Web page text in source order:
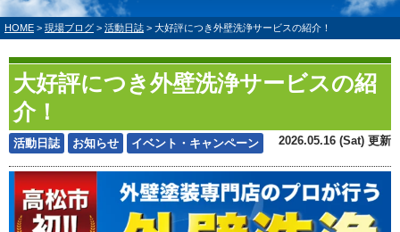
HOME > 現場ブログ > 活動日誌 > 大好評につき外壁洗浄サービスの紹介！
大好評につき外壁洗浄サービスの紹
介！
活動日誌 お知らせ イベント・キャンペーン 2026.05.16 (Sat) 更新